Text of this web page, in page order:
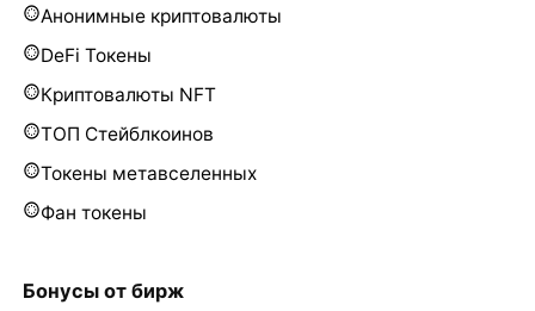
Анонимные криптовалюты
DeFi Токены
Криптовалюты NFT
ТОП Стейблкоинов
Токены метавселенных
Фан токены
Бонусы от бирж